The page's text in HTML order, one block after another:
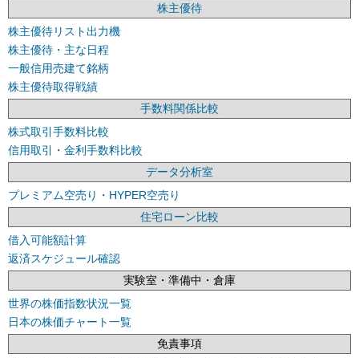
株主優待
株主優待リスト出力機
株主優待・主な日程
一般信用売建て銘柄
株主優待取得戦績
手数料関係比較
株式取引手数料比較
信用取引・金利手数料比較
データ分析室
プレミアム空売り・HYPER空売り
住宅ローン比較
借入可能額計算
返済スケジュール確認
実験室・準備中・倉庫
世界の株価指数状況一覧
日本の株価チャート一覧
免責事項